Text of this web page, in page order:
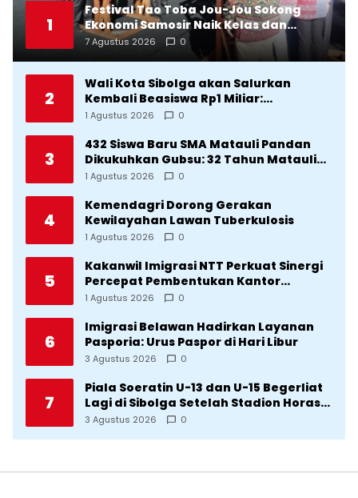
1
Festival Tao Toba Jou-Jou Sokong
Ekonomi Samosir Naik Kelas dan
Pariwisata Menjadi Sumber
Pertumbuhan Ekonomi Baru
7 Agustus 2026 0
2
Wali Kota Sibolga akan Salurkan
Kembali Beasiswa Rp1 Miliar:
Diproritaskan Mahasiswa Korban
1 Agustus 2026 0
3
432 Siswa Baru SMA Matauli Pandan
Dikukuhkan Gubsu: 32 Tahun Matauli
Cetak SDM Unggul
1 Agustus 2026 0
4
Kemendagri Dorong Gerakan
Kewilayahan Lawan Tuberkulosis
1 Agustus 2026 0
5
Kakanwil Imigrasi NTT Perkuat Sinergi
Percepat Pembentukan Kantor
Imigrasi Sumba Timur
1 Agustus 2026 0
6
Imigrasi Belawan Hadirkan Layanan
Pasporia: Urus Paspor di Hari Libur
3 Agustus 2026 0
7
Piala Soeratin U-13 dan U-15 Begerliat
Lagi di Sibolga Setelah Stadion Horas
Direvitalisasi Wali Kota
3 Agustus 2026 0